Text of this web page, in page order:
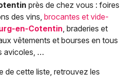
près de chez vous : foires
des vins, brocantes et vide-
en-Cotentin, braderies et
vêtements et bourses en tous
avicoles, …
de cette liste, retrouvez les